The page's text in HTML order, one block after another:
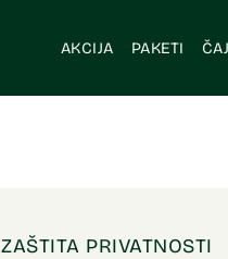
AKCIJA PAKETI
ZAŠTITA PRIVATNOSTI